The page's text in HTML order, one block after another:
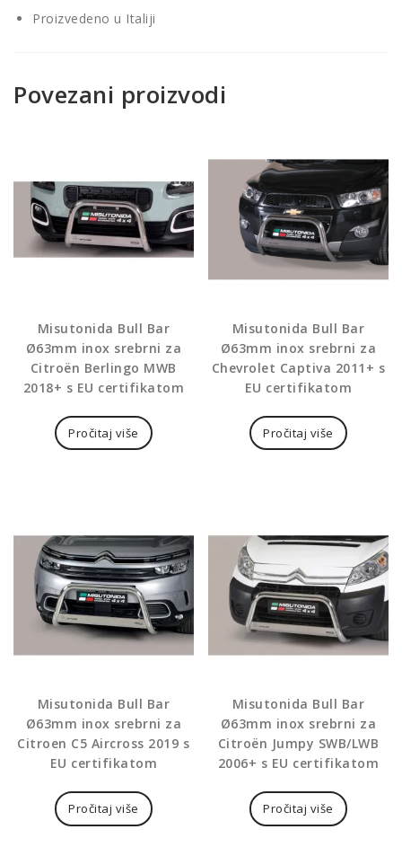
Proizvedeno u Italiji
Povezani proizvodi
Misutonida Bull Bar
Ø63mm inox srebrni za
Citroën Berlingo MWB
2018+ s EU certifikatom
Pročitaj više
Misutonida Bull Bar
Ø63mm inox srebrni za
Chevrolet Captiva 2011+ s
EU certifikatom
Pročitaj više
Misutonida Bull Bar
Ø63mm inox srebrni za
Citroen C5 Aircross 2019 s
EU certifikatom
Pročitaj više
Misutonida Bull Bar
Ø63mm inox srebrni za
Citroën Jumpy SWB/LWB
2006+ s EU certifikatom
Pročitaj više